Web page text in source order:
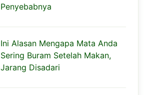
Penyebabnya
Ini Alasan Mengapa Mata Anda
Sering Buram Setelah Makan,
Jarang Disadari